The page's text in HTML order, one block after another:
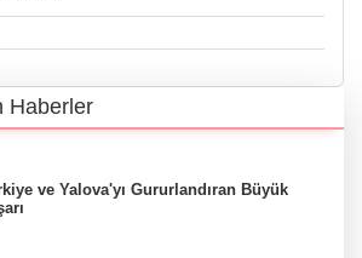
Haberler
ve Yalova'yı Gururlandıran Büyük